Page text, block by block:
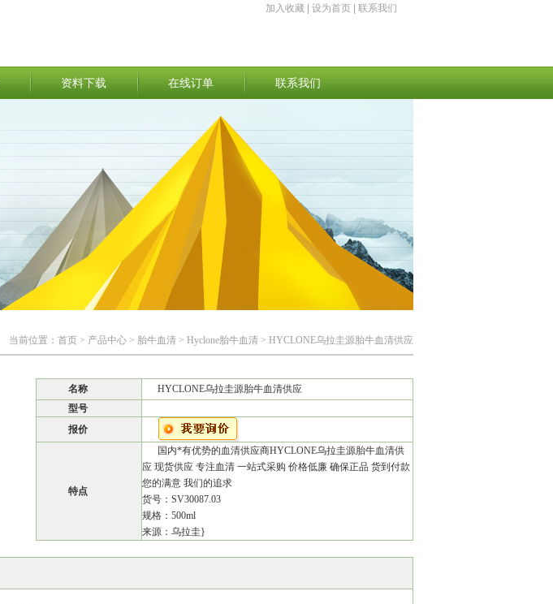
加入收藏 设为首页 联系我们
资料下载 在线订单 联系我们
当前位置： 首页 > 产品中心 > 胎牛血清 > Hyclone胎牛血清 > HYCLONE乌拉圭源胎牛血清供应
名称
HYCLONE乌拉圭源胎牛血清供应
型号
报价
特点
国内*有优势的血清供应商HYCLONE乌拉圭源胎牛血清供
应 现货供应 专注血清 一站式采购 价格低廉 确保正品 货到付款
您的满意 我们的追求
货号：SV30087.03
规格：500ml
来源：乌拉圭}